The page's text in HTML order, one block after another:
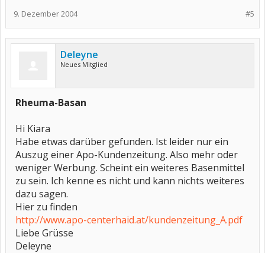
#5
9. Dezember 2004
Deleyne
Neues Mitglied
Rheuma-Basan
Hi Kiara
Habe etwas darüber gefunden. Ist leider nur ein
Auszug einer Apo-Kundenzeitung. Also mehr oder
weniger Werbung. Scheint ein weiteres Basenmittel
zu sein. Ich kenne es nicht und kann nichts weiteres
dazu sagen.
Hier zu finden
http://www.apo-centerhaid.at/kundenzeitung_A.pdf
Liebe Grüsse
Deleyne